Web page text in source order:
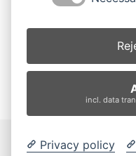
ihrer Realisierung“
incl. data
Privacy policy